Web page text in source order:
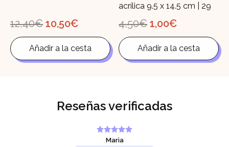
12,40€ El
precio
era:
12,40€.
10,50€El
actual
es:
10,50€.
Añadir a la cesta
acrílica 9.5 x 14.5 cm | 29
4,50€ El
precio
era:
4,50€.
1,00€El
actual
es:
1,00€.
Añadir a la cesta
Reseñas verificadas
Maria